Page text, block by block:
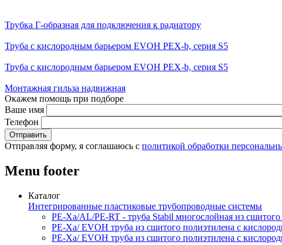
Трубка Г-образная для подключения к радиатору
Труба с кислородным барьером EVOH PEX-b, серия S5
Труба с кислородным барьером EVOH PEX-b, серия S5
Монтажная гильза надвижная
Окажем помощь при подборе
Ваше имя
Телефон
Отправляя форму, я соглашаюсь с политикой обработки
Menu footer
Каталог
Интегрированные пластиковые трубопроводные системы
PE-Xa/AL/PE-RT - труба Stabil многослойная из
PE-Xa/ EVOH труба из сшитого полиэтилена с
PE-Xa/ EVOH труба из сшитого полиэтилена с